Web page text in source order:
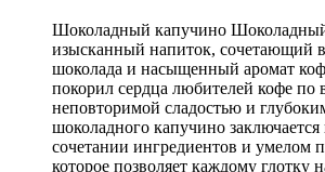
Шоколадный капучино
изысканный напиток, сочетающий
шоколада и насыщенный аромат
покорил сердца любителей кофе по
неповторимой сладостью и
шоколадного капучино
сочетании ингредиентов и умелом
которое позволяет каждому глотку